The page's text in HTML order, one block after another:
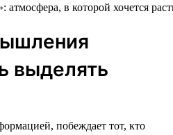
выделять
побеждает тот, кто